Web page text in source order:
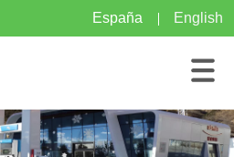
España English